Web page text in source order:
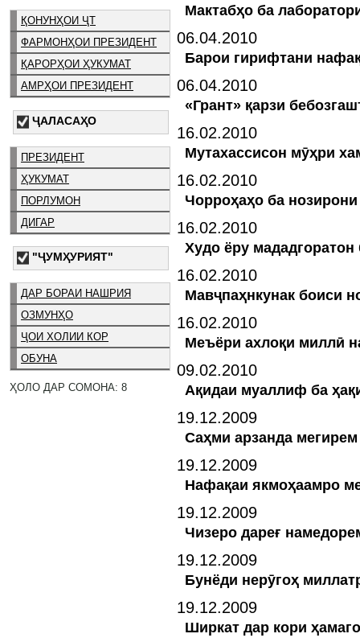
ҚОНУНҲОИ ҶТ
ФАРМОНҲОИ ПРЕЗИДЕНТ
ҚАРОРҲОИ ҲУКУМАТ
АМРҲОИ ПРЕЗИДЕНТ
ҶАЛАСАҲО
ПРЕЗИДЕНТ
ҲУКУМАТ
ПОРЛУМОН
ДИГАР
"ҶУМҲУРИЯТ"
ДАР БОРАИ НАШРИЯ
ОЗМУНҲО
ҶОИ ХОЛИИ КОР
ОБУНА
ҲОЛО ДАР СОМОНА: 8
Мактабҳо ба
06.04.2010
Барои гирифтани
06.04.2010
«Грант» қарзи
16.02.2010
Мутахассисон мӯҳри
16.02.2010
Чорроҳаҳо ба
16.02.2010
Худо ёру
16.02.2010
Мавҷпаҳнкунак боиси
16.02.2010
Меъёри ахлоқи миллӣ
09.02.2010
Ақидаи муаллиф ба
19.12.2009
Саҳми арзанда мегирем
19.12.2009
Нафақаи якмоҳаамро
19.12.2009
Чизеро дареғ
19.12.2009
Бунёди нерӯгоҳ
19.12.2009
Ширкат дар кори